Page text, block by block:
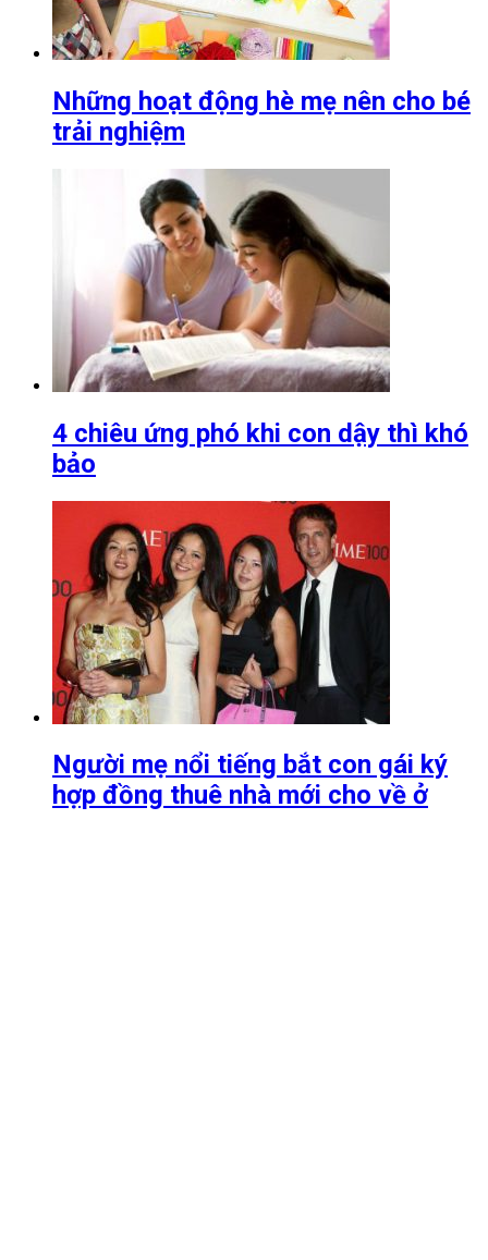
Những hoạt động hè mẹ nên cho bé
trải nghiệm
4 chiêu ứng phó khi con dậy thì khó
bảo
Người mẹ nổi tiếng bắt con gái ký
hợp đồng thuê nhà mới cho về ở